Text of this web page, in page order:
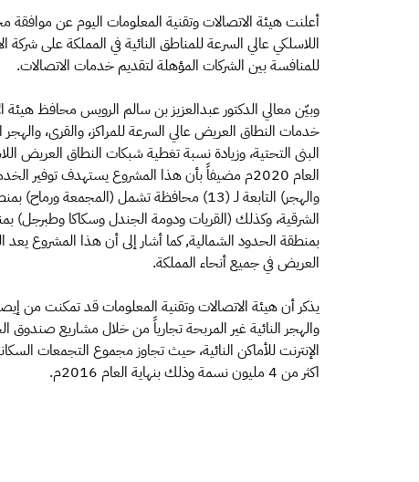
أعلنت هيئة الاتصالات وتقنية المعلومات اليوم عن
اللاسلكي عالي السرعة للمناطق النائية في المملكة على
للمنافسة بين الشركات المؤهلة لتقديم خدمات الاتصالات.
وبيّن معالي الدكتور عبدالعزيز بن سالم الرويس محافظ
خدمات النطاق العريض عالي السرعة للمراكز، والقرى،
والهجر) التابعة لـ (13) محافظة تشمل
الشرقية، وكذلك (القريات ودومة الجندل وسكاكا وطبرجل)
بمنطقة الحدود الشمالية, كما أشار إلى أن هذا المشروع
العريض في جميع أنحاء المملكة.
يذكر أن هيئة الاتصالات وتقنية المعلومات قد تمكنت من
والهجر النائية غير المربحة تجارياً من خلال مشاريع صندوق
اكثر من 4 مليون نسمة وذلك بنهاية العام 2016م.